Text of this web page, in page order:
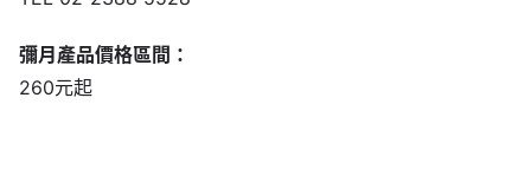
彌月產品價格區間：
260元起